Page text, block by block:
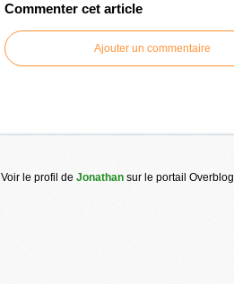
Commenter cet article
Ajouter un commentaire
Voir le profil de Jonathan sur le portail Overblog